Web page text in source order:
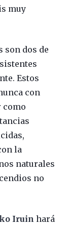
muy
son dos de
Estos
con
como
la
naturales
no
Iruin hará